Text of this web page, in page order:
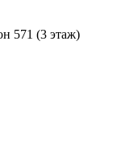
571 (3 этаж)